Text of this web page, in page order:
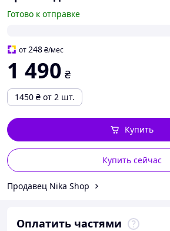
Готово к отправке
от248₴/мес
1 490 ₴
1450 ₴ от 2 шт.
Купить сейчас
Купить
Продавец Nika Shop
Оплатить частями